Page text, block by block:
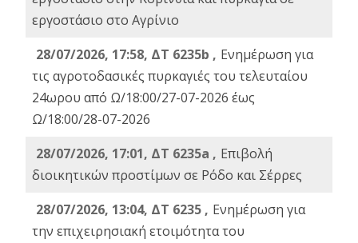
εργοστάσιο στο Αγρίνιο
28/07/2026, 17:58, ΔΤ 6235b , Ενημέρωση για
τις αγροτοδασικές πυρκαγιές του τελευταίου
24ωρου από Ω/18:00/27-07-2026 έως
Ω/18:00/28-07-2026
28/07/2026, 17:01, ΔΤ 6235a , Eπιβολή
διοικητικών προστίμων σε Ρόδο και Σέρρες
28/07/2026, 13:04, ΔΤ 6235 , Ενημέρωση για
την επιχειρησιακή ετοιμότητα του